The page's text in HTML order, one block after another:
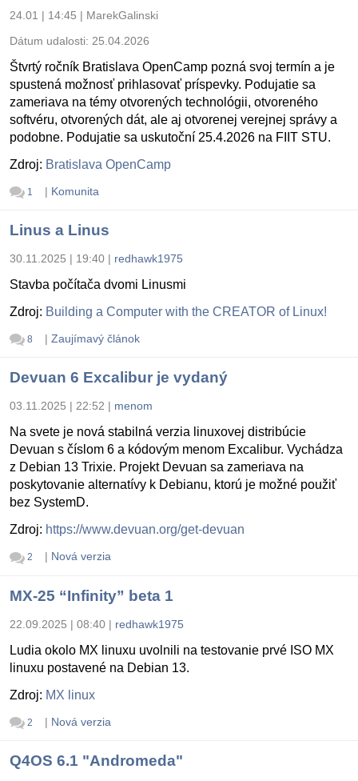
24.01 | 14:45 | MarekGalinski
Dátum udalosti: 25.04.2026
Štvrtý ročník Bratislava OpenCamp pozná svoj termín a je
spustená možnosť prihlasovať príspevky. Podujatie sa
zameriava na témy otvorených technológii, otvoreného
softvéru, otvorených dát, ale aj otvorenej verejnej správy a
podobne. Podujatie sa uskutoční 25.4.2026 na FIIT STU.
Zdroj: Bratislava OpenCamp
1 | Komunita
Linus a Linus
30.11.2025 | 19:40 | redhawk1975
Stavba počítača dvomi Linusmi
Zdroj: Building a Computer with the CREATOR of Linux!
8 | Zaujímavý článok
Devuan 6 Excalibur je vydaný
03.11.2025 | 22:52 | menom
Na svete je nová stabilná verzia linuxovej distribúcie
Devuan s číslom 6 a kódovým menom Excalibur. Vychádza
z Debian 13 Trixie. Projekt Devuan sa zameriava na
poskytovanie alternatívy k Debianu, ktorú je možné použiť
bez SystemD.
Zdroj: https://www.devuan.org/get-devuan
2 | Nová verzia
MX-25 “Infinity” beta 1
22.09.2025 | 08:40 | redhawk1975
Ludia okolo MX linuxu uvolnili na testovanie prvé ISO MX
linuxu postavené na Debian 13.
Zdroj: MX linux
2 | Nová verzia
Q4OS 6.1 "Andromeda"